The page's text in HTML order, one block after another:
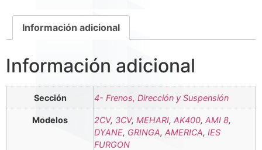
Información adicional
Información adicional
Sección 4- Frenos, Dirección y Suspensión
Modelos 2CV, 3CV, MEHARI, AK400, AMI 8,
DYANE, GRINGA, AMERICA, IES
FURGON